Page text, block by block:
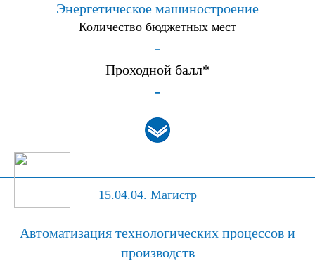
Энергетическое машиностроение
Количество бюджетных мест
-
Проходной балл*
-
15.04.04. Магистр
Автоматизация технологических процессов и
производств